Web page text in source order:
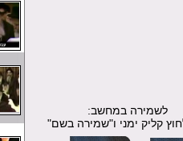
במחשב:
קליק ימני ו"שמירה בשם"